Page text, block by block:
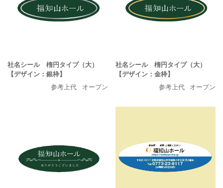
社名シール 楕円タイプ（大）
【デザイン：銀枠】
参考上代
オープン
社名シール 楕円タイプ（大）
【デザイン：金枠】
参考上代
オープン